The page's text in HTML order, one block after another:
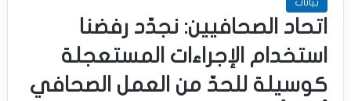
بيانات
اتحاد الصحافيين: نجدّد رفضنا
استخدام الإجراءات المستعجلة
كوسيلة للحدّ من العمل الصحافي